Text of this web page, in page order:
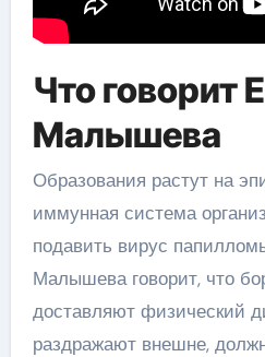
Что говорит
Малышева
Образования растут на
иммунная система
подавить вирус
Малышева говорит, что
доставляют физический
раздражают внешне,